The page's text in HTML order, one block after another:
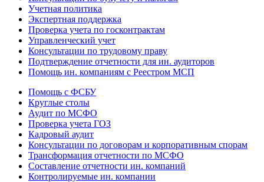
Учетная политика
Экспертная поддержка
Проверка учета по госконтрактам
Управленческий учет
Консультации по трудовому праву
Подтверждение отчетности для ин. аудиторов
Помощь ин. компаниям с Реестром МСП
Помощь с ФСБУ
Круглые столы
Аудит по МСФО
Проверка учета ГОЗ
Кадровый аудит
Консультации по договорам и корпоративным спорам
Трансформация отчетности по МСФО
Составление отчетности ин. компаний
Контролируемые ин. компании